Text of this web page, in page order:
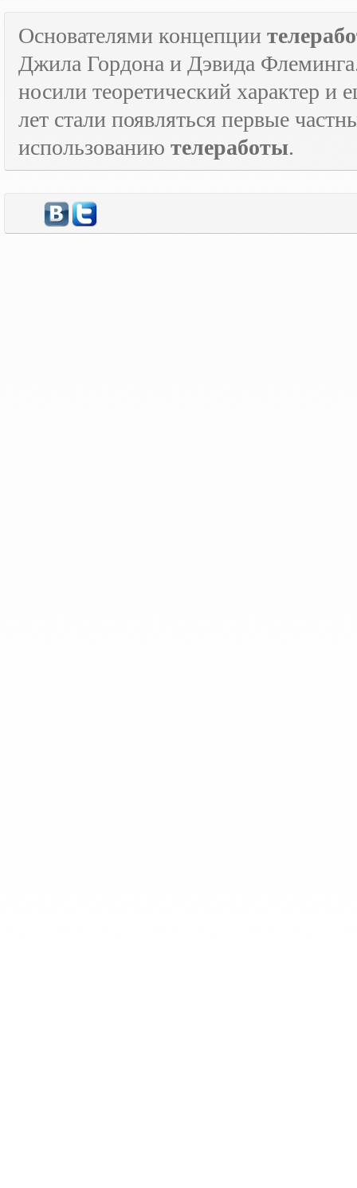
Основателями концепции
Джила Гордона и Дэвида
носили теоретический характер и
лет стали появляться первые
использованию телеработы.